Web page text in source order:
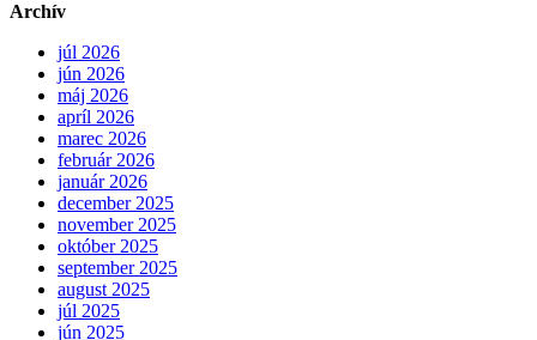
Archív
júl 2026
jún 2026
máj 2026
apríl 2026
marec 2026
február 2026
január 2026
december 2025
november 2025
október 2025
september 2025
august 2025
júl 2025
jún 2025